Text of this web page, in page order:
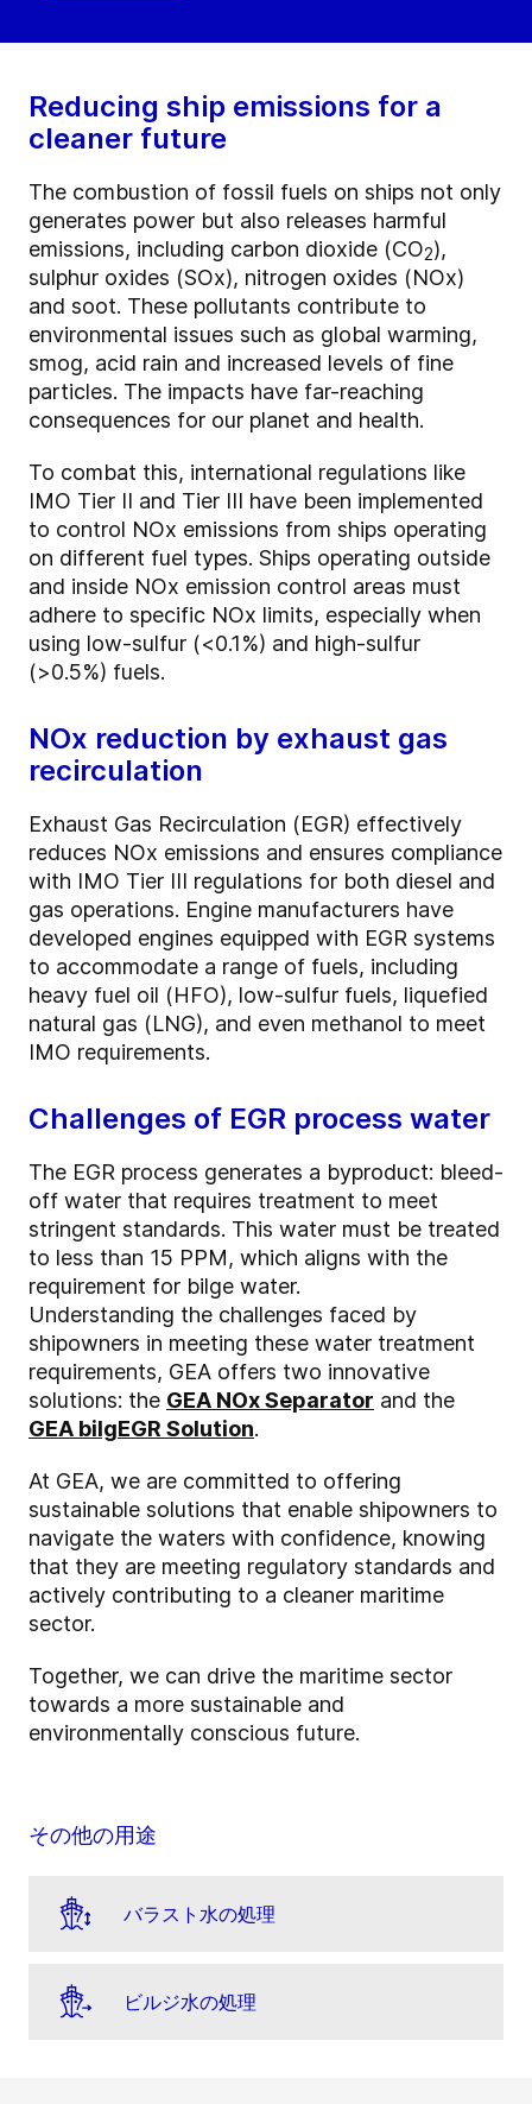
Reducing ship emissions for a
cleaner future
The combustion of fossil fuels on ships not only
generates power but also releases harmful
emissions, including carbon dioxide (CO2),
sulphur oxides (SOx), nitrogen oxides (NOx)
and soot. These pollutants contribute to
environmental issues such as global warming,
smog, acid rain and increased levels of fine
particles. The impacts have far-reaching
consequences for our planet and health.
To combat this, international regulations like
IMO Tier II and Tier III have been implemented
to control NOx emissions from ships operating
on different fuel types. Ships operating outside
and inside NOx emission control areas must
adhere to specific NOx limits, especially when
using low-sulfur (<0.1%) and high-sulfur
(>0.5%) fuels.
NOx reduction by exhaust gas
recirculation
Exhaust Gas Recirculation (EGR) effectively
reduces NOx emissions and ensures compliance
with IMO Tier III regulations for both diesel and
gas operations. Engine manufacturers have
developed engines equipped with EGR systems
to accommodate a range of fuels, including
heavy fuel oil (HFO), low-sulfur fuels, liquefied
natural gas (LNG), and even methanol to meet
IMO requirements.
Challenges of EGR process water
The EGR process generates a byproduct: bleed-
off water that requires treatment to meet
stringent standards. This water must be treated
to less than 15 PPM, which aligns with the
requirement for bilge water.
Understanding the challenges faced by
shipowners in meeting these water treatment
requirements, GEA offers two innovative
solutions: the GEA NOx Separator and the
GEA bilgEGR Solution.
At GEA, we are committed to offering
sustainable solutions that enable shipowners to
navigate the waters with confidence, knowing
that they are meeting regulatory standards and
actively contributing to a cleaner maritime
sector.
Together, we can drive the maritime sector
towards a more sustainable and
environmentally conscious future.
その他の用途
バラスト水の処理
ビルジ水の処理